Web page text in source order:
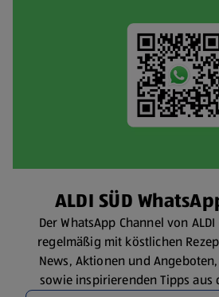
ALDI SÜD
Der WhatsApp Channel von
regelmäßig mit köstlichen
News, Aktionen und
sowie inspirierenden Tipps aus